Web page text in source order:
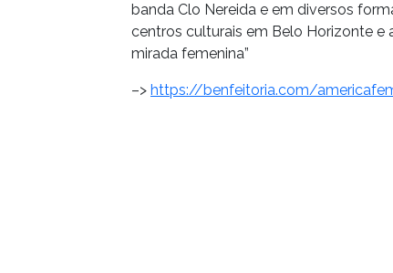
banda Clo Nereida e em diversos
centros culturais em Belo Horizonte e
mirada femenina”
–> https://benfeitoria.com/